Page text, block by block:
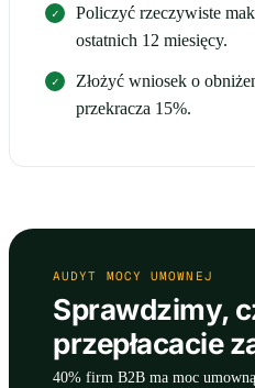
Policzyć rzeczywiste
ostatnich 12 miesięcy.
Złożyć wniosek o
przekracza 15%.
AUDYT MOCY UMOWNEJ
Sprawdzimy,
przepłacacie
40% firm B2B ma moc